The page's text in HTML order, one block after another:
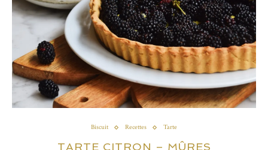
Biscuit Recettes Tarte
TARTE CITRON – MÛRES